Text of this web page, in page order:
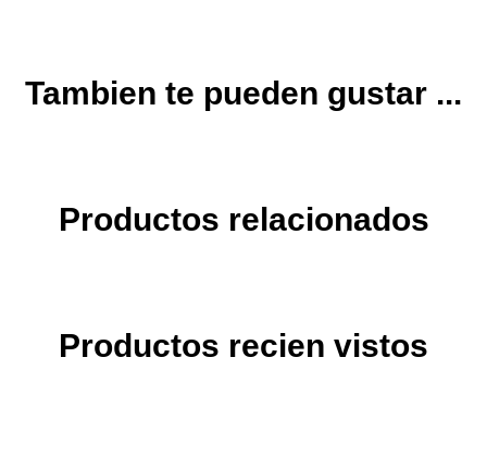
Tambien te pueden gustar ...
Productos relacionados
Productos recien vistos